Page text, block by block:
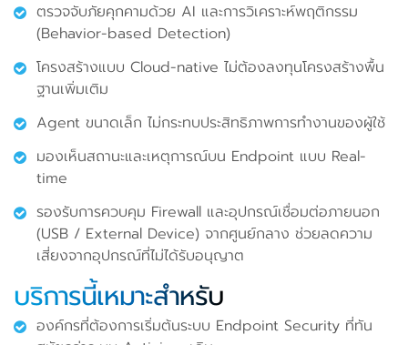
ตรวจจับภัยคุกคามด้วย AI และการวิเคราะห์พฤติกรรม
(Behavior-based Detection)
โครงสร้างแบบ Cloud-native ไม่ต้องลงทุนโครงสร้างพื้น
ฐานเพิ่มเติม
Agent ขนาดเล็ก ไม่กระทบประสิทธิภาพการทำงานของผู้ใช้
มองเห็นสถานะและเหตุการณ์บน Endpoint แบบ Real-
time
รองรับการควบคุม Firewall และอุปกรณ์เชื่อมต่อภายนอก
(USB / External Device) จากศูนย์กลาง ช่วยลดความ
เสี่ยงจากอุปกรณ์ที่ไม่ได้รับอนุญาต
บริการนี้เหมาะสำหรับ
องค์กรที่ต้องการเริ่มต้นระบบ Endpoint Security ที่ทัน